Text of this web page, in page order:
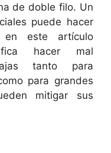
de doble filo. Un
puede hacer
este artículo
hacer mal
tanto para
para grandes
mitigar sus